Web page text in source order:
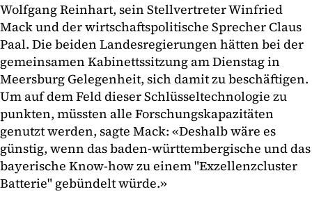
Wolfgang Reinhart, sein Stellvertreter Winfried
Mack und der wirtschaftspolitische Sprecher Claus
Paal. Die beiden Landesregierungen hätten bei der
gemeinsamen Kabinettssitzung am Dienstag in
Meersburg Gelegenheit, sich damit zu beschäftigen.
Um auf dem Feld dieser Schlüsseltechnologie zu
punkten, müssten alle Forschungskapazitäten
genutzt werden, sagte Mack: «Deshalb wäre es
günstig, wenn das baden-württembergische und das
bayerische Know-how zu einem "Exzellenzcluster
Batterie" gebündelt würde.»